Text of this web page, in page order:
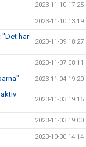
2023-11-10 17:25
2023-11-10 13:19
"Det har
2023-11-09 18:27
2023-11-07 08:11
2023-11-04 19:20
2023-11-03 19:15
2023-11-03 19:00
2023-10-30 14:14